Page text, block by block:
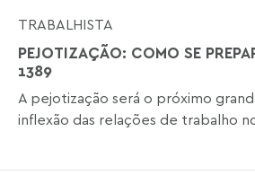
TRABALHISTA
PEJOTIZAÇÃO: COMO SE
1389
A pejotização será o próximo
inflexão das relações de trabalho